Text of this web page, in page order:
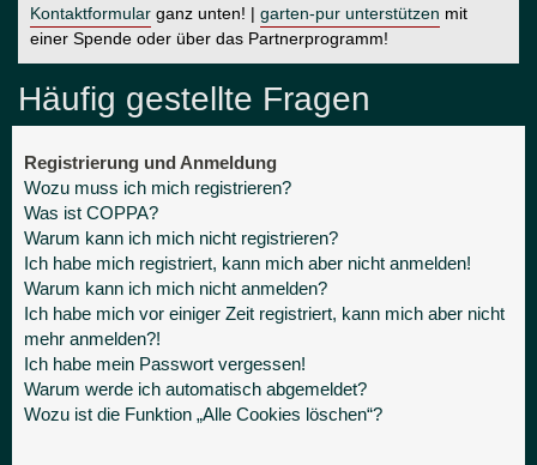
Kontaktformular ganz unten! | garten-pur unterstützen mit
einer Spende oder über das Partnerprogramm!
Häufig gestellte Fragen
Registrierung und Anmeldung
Wozu muss ich mich registrieren?
Was ist COPPA?
Warum kann ich mich nicht registrieren?
Ich habe mich registriert, kann mich aber nicht anmelden!
Warum kann ich mich nicht anmelden?
Ich habe mich vor einiger Zeit registriert, kann mich aber nicht
mehr anmelden?!
Ich habe mein Passwort vergessen!
Warum werde ich automatisch abgemeldet?
Wozu ist die Funktion „Alle Cookies löschen“?